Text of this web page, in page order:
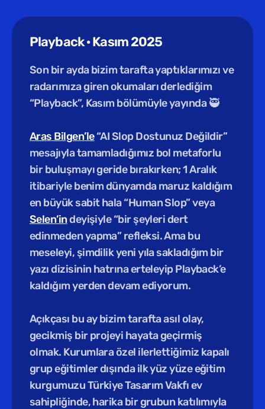
Playback · Kasım 2025
Son bir ayda bizim tarafta yaptıklarımızı ve
radarımıza giren okumaları derlediğim
“Playback”, Kasım bölümüyle yayında 🥷
Aras Bilgen’le “AI Slop Dostunuz Değildir”
mesajıyla tamamladığımız bol metaforlu
bir buluşmayı geride bırakırken; 1 Aralık
itibariyle benim dünyamda maruz kaldığım
en büyük sabit hala “Human Slop” veya
Selen’in deyişiyle “bir şeyleri dert
edinmeden yapma” refleksi. Ama bu
meseleyi, şimdilik yeni yıla sakladığım bir
yazı dizisinin hatrına erteleyip Playback’e
kaldığım yerden devam ediyorum.
Açıkçası bu ay bizim tarafta asıl olay,
gecikmiş bir projeyi hayata geçirmiş
olmak. Kurumlara özel ilerlettiğimiz kapalı
grup eğitimler dışında ilk yüz yüze eğitim
kurgumuzu Türkiye Tasarım Vakfı ev
sahipliğinde, harika bir grubun katılımıyla